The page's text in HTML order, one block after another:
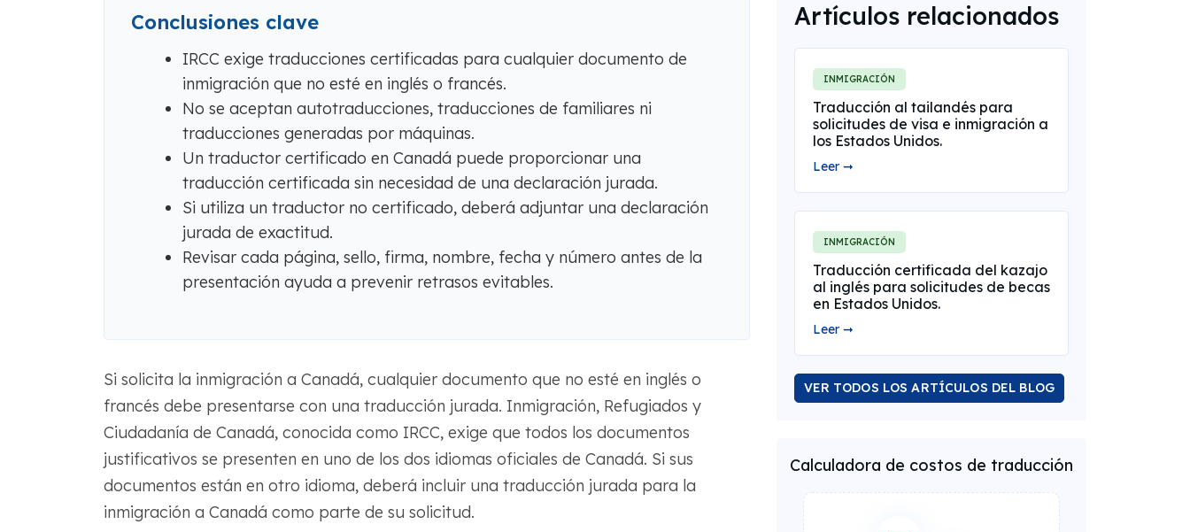
Conclusiones clave
IRCC exige traducciones certificadas para cualquier documento de
inmigración que no esté en inglés o francés.
No se aceptan autotraducciones, traducciones de familiares ni
traducciones generadas por máquinas.
Un traductor certificado en Canadá puede proporcionar una
traducción certificada sin necesidad de una declaración jurada.
Si utiliza un traductor no certificado, deberá adjuntar una declaración
jurada de exactitud.
Revisar cada página, sello, firma, nombre, fecha y número antes de la
presentación ayuda a prevenir retrasos evitables.
Si solicita la inmigración a Canadá, cualquier documento que no esté en inglés o
francés debe presentarse con una traducción jurada. Inmigración, Refugiados y
Ciudadanía de Canadá, conocida como IRCC, exige que todos los documentos
justificativos se presenten en uno de los dos idiomas oficiales de Canadá. Si sus
documentos están en otro idioma, deberá incluir una traducción jurada para la
inmigración a Canadá como parte de su solicitud.
Artículos relacionados
INMIGRACIÓN
Traducción al tailandés para
solicitudes de visa e inmigración a
los Estados Unidos.
Leer ➞
INMIGRACIÓN
Traducción certificada del kazajo
al inglés para solicitudes de becas
en Estados Unidos.
Leer ➞
VER TODOS LOS ARTÍCULOS DEL BLOG
Calculadora de costos de traducción